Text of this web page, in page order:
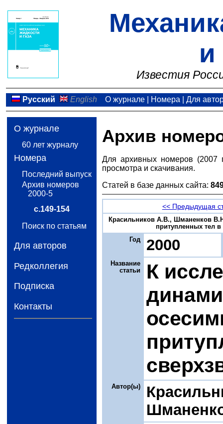
и
Известия
Русский English О журнале| Номера Для
О журнале
60 лет журналу
Номера
Последний выпуск
Архив номеров
2000-5
с.149-154
Поиск по статьям
Для авторов
Редколлегия
Подписка
Контакты
Архив
Для архивных номеров (2007
просмотра и скачивания.
Статей в базе данных сайта:
<< Предыдущая
Красильников А.В., Шманенков
притупленных тел
Год
2000
Название
статьи
К
Автор(ы)